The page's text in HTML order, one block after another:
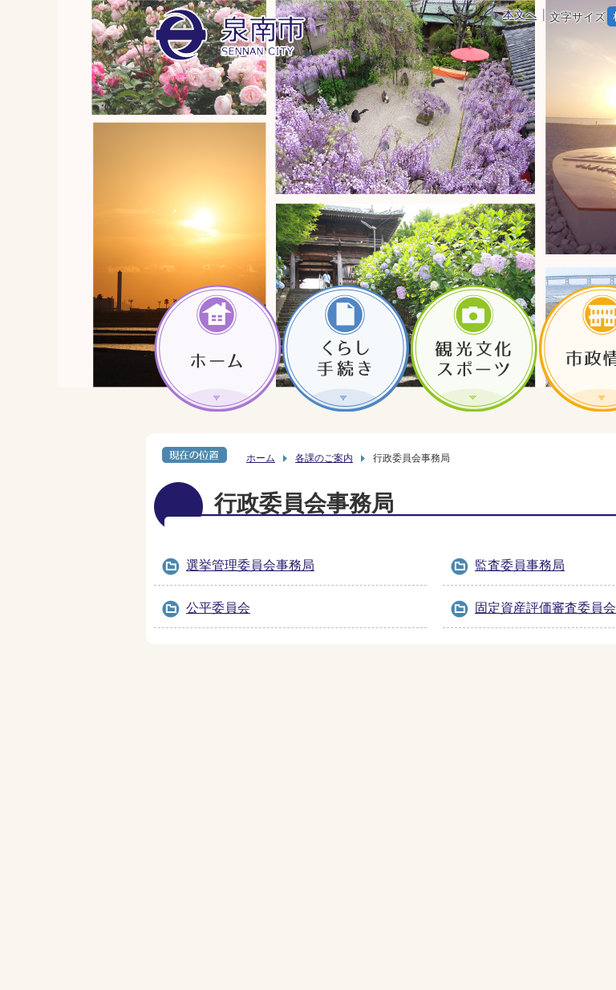
本文へ 文字サイズ
ホーム 各課のご案内 行政委員会事務局
行政委員会事務局
選挙管理委員会事務局 監査委員事務局
公平委員会 固定資産評価審査委員会